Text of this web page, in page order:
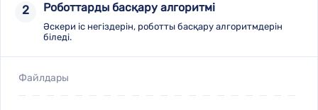
2 Роботтарды басқару алгоритмі
Әскери іс негіздерін, роботты басқару алгоритмдерін
біледі.
Файлдары